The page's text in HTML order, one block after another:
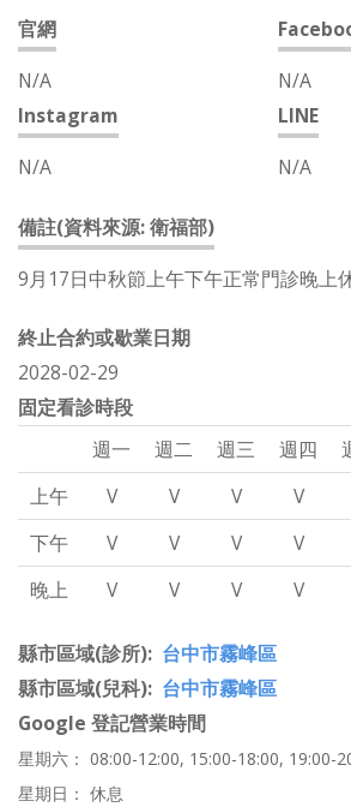
官網
N/A
N/A
Instagram
N/A
LINE
N/A
備註(資料來源: 衛福部)
9月17日中秋節上午下午正常門診晚上
終止合約或歇業日期
2028-02-29
固定看診時段
週一
週二 週三 週四
上午
V V V V
下午
V V V V
晚上
V V V V
縣市區域(診所) 台中市霧峰區
縣市區域(兒科) 台中市霧峰區
Google 登記營業時間
星期六： 08:00-12:00, 15:00-18:00, 19:00-
星期日： 休息